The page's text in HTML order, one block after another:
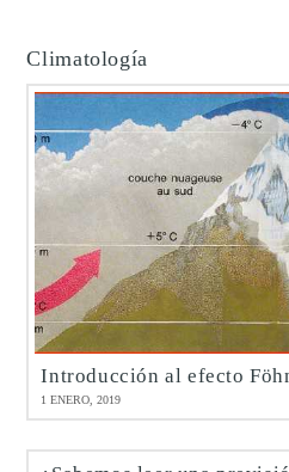
Climatología
Introducción al efecto
1 ENERO, 2019